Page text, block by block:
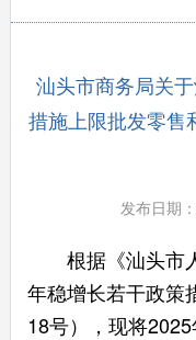
汕头市商务局关
措施上限批发零售
发布日期
根据《汕头市
年稳增长若干政策
18号），现将